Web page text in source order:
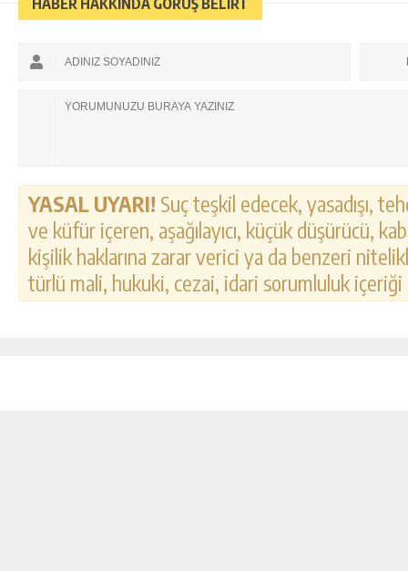
HABER HAKKINDA GÖRÜŞ BELİRT
YASAL UYARI! Suç teşkil edecek, yasadışı,
ve küfür içeren, aşağılayıcı, küçük düşürücü,
kişilik haklarına zarar verici ya da benzeri
türlü mali, hukuki, cezai, idari sorumluluk